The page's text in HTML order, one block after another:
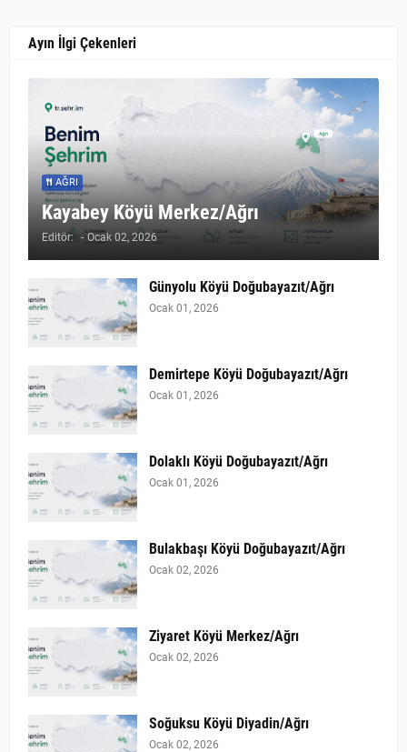
Ayın İlgi Çekenleri
AĞRI
Kayabey Köyü Merkez/Ağrı
Editör: - Ocak 02, 2026
Günyolu Köyü Doğubayazıt/Ağrı
Ocak 01, 2026
Demirtepe Köyü Doğubayazıt/Ağrı
Ocak 01, 2026
Dolaklı Köyü Doğubayazıt/Ağrı
Ocak 01, 2026
Bulakbaşı Köyü Doğubayazıt/Ağrı
Ocak 02, 2026
Ziyaret Köyü Merkez/Ağrı
Ocak 02, 2026
Soğuksu Köyü Diyadin/Ağrı
Ocak 02, 2026